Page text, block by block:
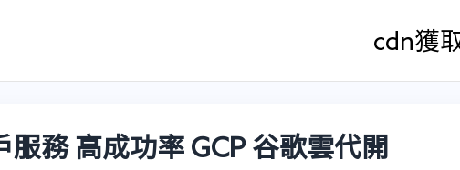
cdn獲
服務 高成功率 GCP 谷歌雲代開